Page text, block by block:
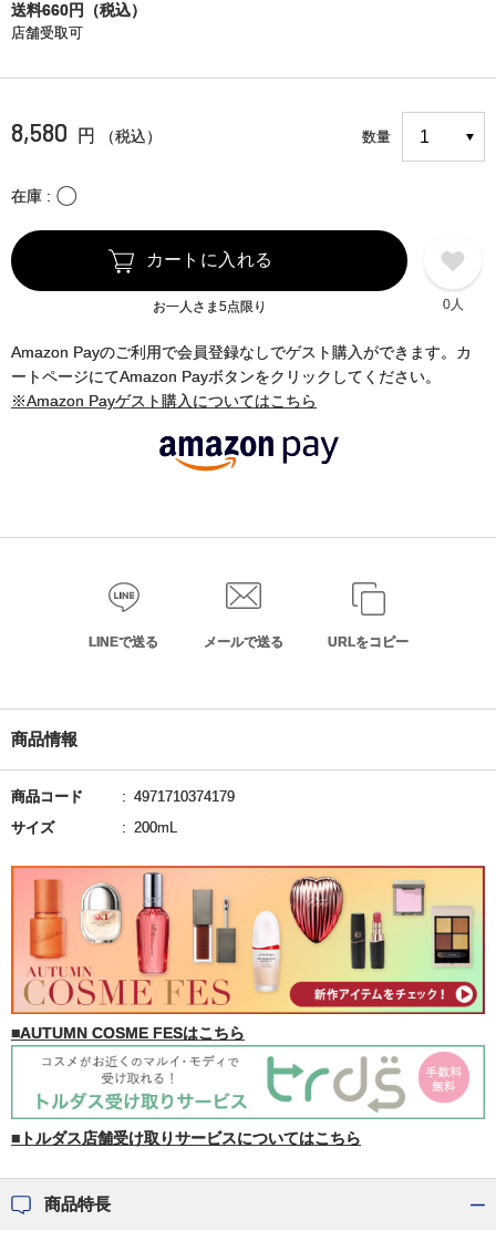
送料660円（税込）
店舗受取可
8,580 円 （税込） 数量
在庫 〇
カートに入れる
お一人さま5点限り 0人
Amazon Payのご利用で会員登録なしでゲスト購入ができます。カ
ートページにてAmazon Payボタンをクリックしてください。
※Amazon Payゲスト購入についてはこちら
LINEで送る メールで送る URLをコピー
商品情報
商品コード
4971710374179
サイズ
200mL
■AUTUMN COSME FESはこちら
■トルダス店舗受け取りサービスについてはこちら
商品特長